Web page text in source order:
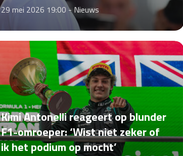
29 mei 2026 19:00 -Nieuws
Kimi Antonelli reageert op blunder
F1-omroeper: ‘Wist niet zeker of
ik het podium op mocht’